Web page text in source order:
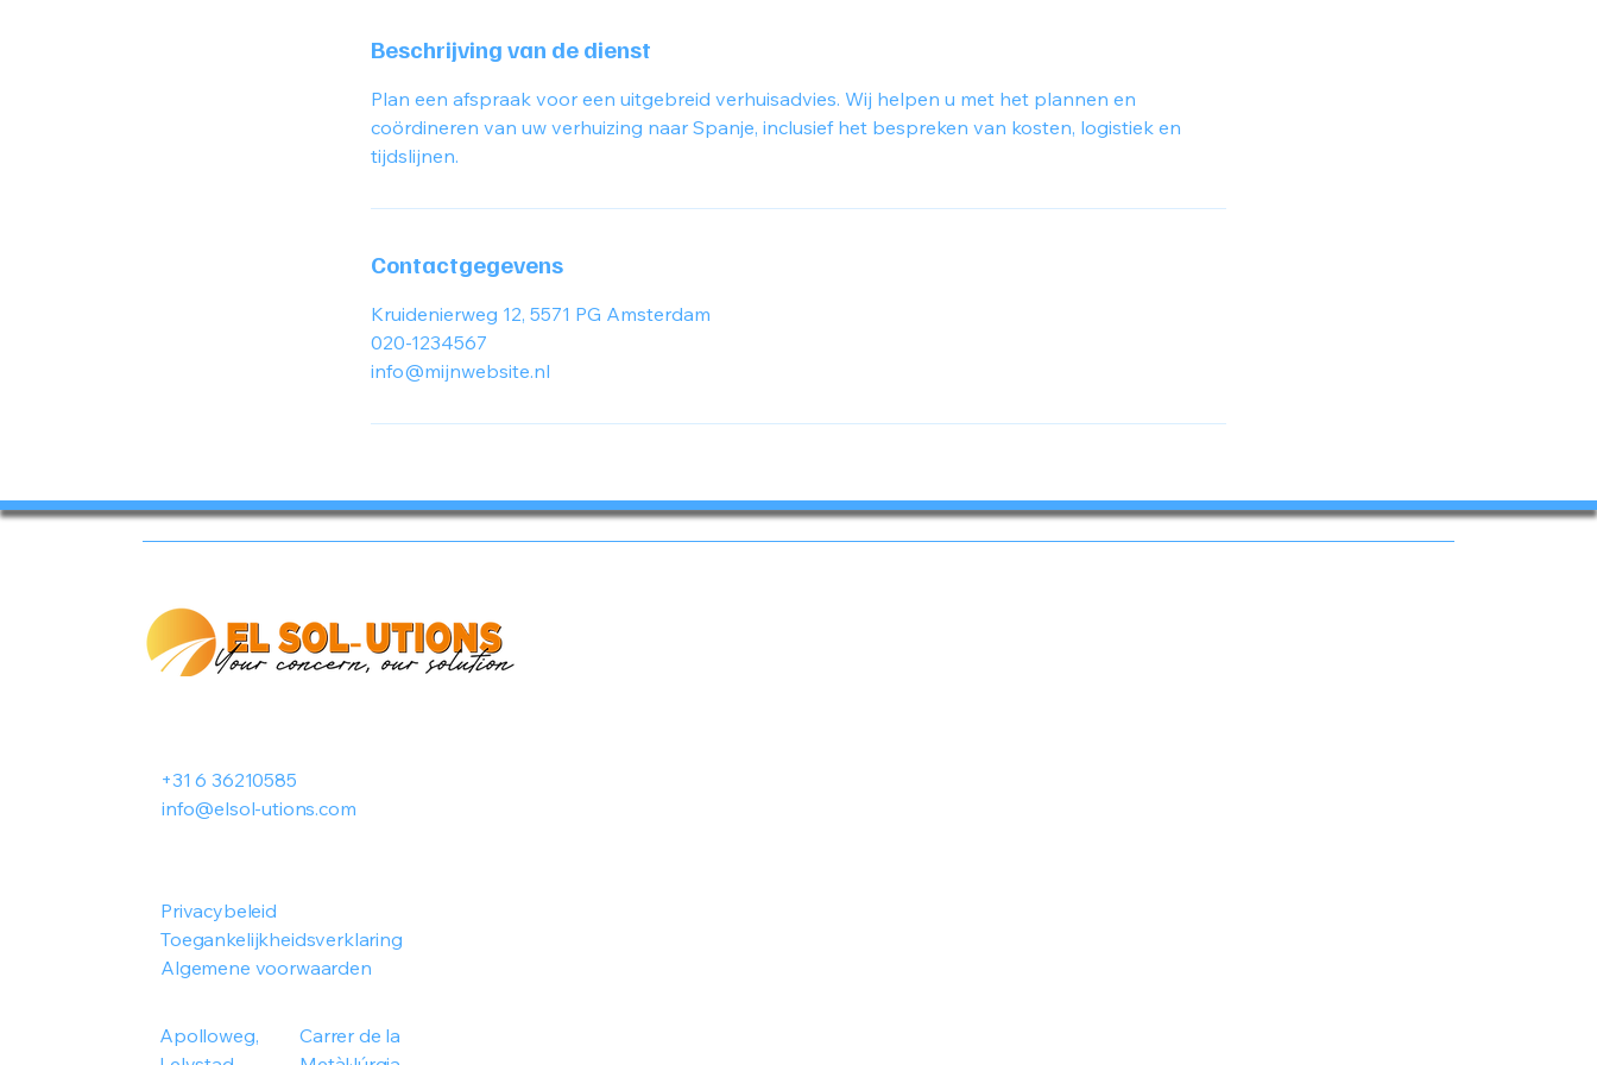
Beschrijving van de dienst
Plan een afspraak voor een uitgebreid verhuisadvies. Wij helpen u met het plannen en
coördineren van uw verhuizing naar Spanje, inclusief het bespreken van kosten, logistiek en
tijdslijnen.
Contactgegevens
Kruidenierweg 12, 5571 PG Amsterdam
020-1234567
info@mijnwebsite.nl
+31 6 36210585
info@elsol-utions.com
Privacybeleid
Toegankelijkheidsverklaring
Algemene voorwaarden
Apolloweg,
Carrer de la